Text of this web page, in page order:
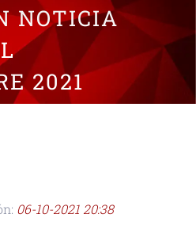
NOTICIA
2021
06-10-2021 20:38